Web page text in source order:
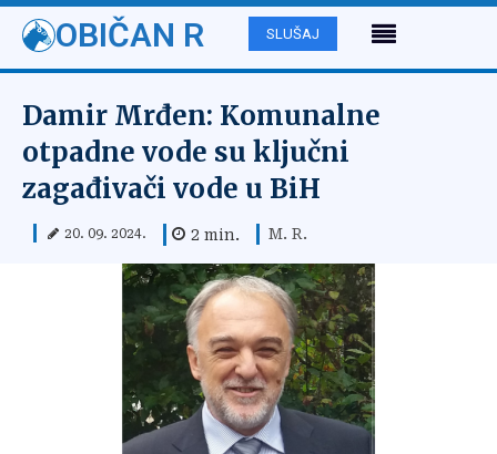
OBIČAN R SLUŠAJ
Damir Mrđen: Komunalne
otpadne vode su ključni
zagađivači vode u BiH
20. 09. 2024. 2 min. M. R.